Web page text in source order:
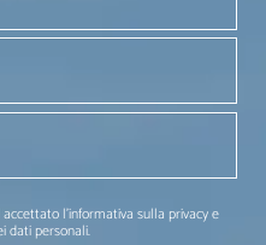
l'informativa sulla privacy e
dati personali.